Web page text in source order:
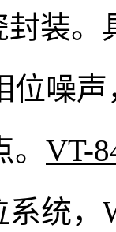
封装
位噪
VT-
系统